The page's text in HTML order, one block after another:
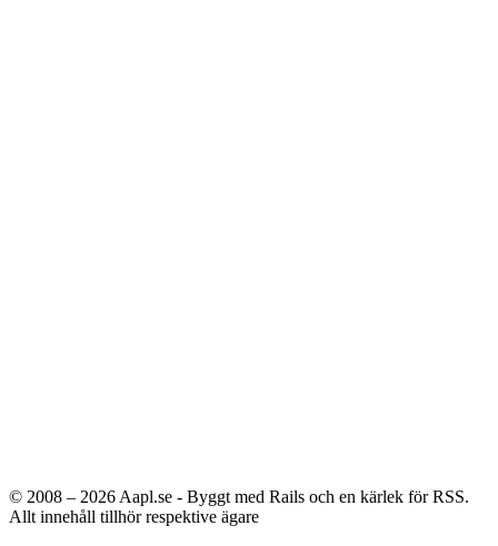
© 2008 – 2026 Aapl.se - Byggt med Rails och en kärlek för RSS.
Allt innehåll tillhör respektive ägare